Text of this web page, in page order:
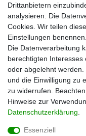
Mehr über uns
Zahlungsarten
Versand
Kontakt
Unsere
Drittanbietern
analysieren. Die
Cookies. Wir teilen
Einstellungen benennen.
Die Datenverarbeitung
berechtigten
oder abgelehnt
und die Einwilligung zu
zu widerrufen.
Hinweise zur
Daten­schutz­erklärung
Essenziell